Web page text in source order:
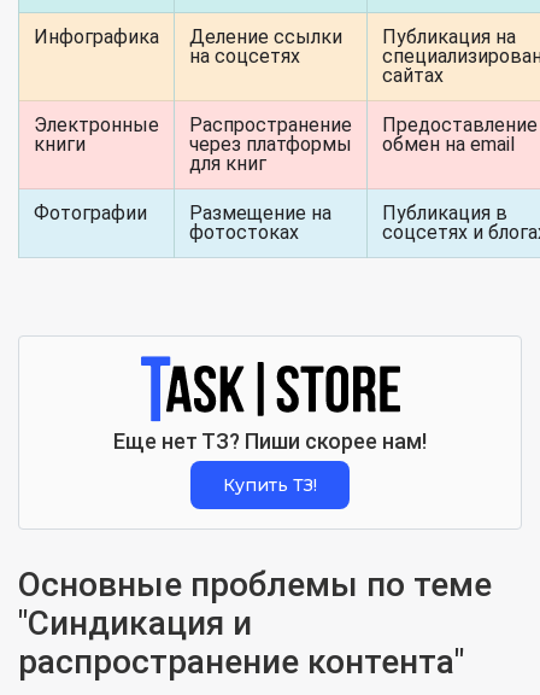
Инфографика
Деление ссылки
на соцсетях
Публикация на
сайтах
Электронные
книги
Распространение
через платформы
для книг
обмен на email
Фотографии
Размещение на
фотостоках
Публикация в
соцсетях и
Еще нет ТЗ? Пиши скорее нам!
Купить ТЗ!
Основные проблемы по теме
"Синдикация и
распространение контента"